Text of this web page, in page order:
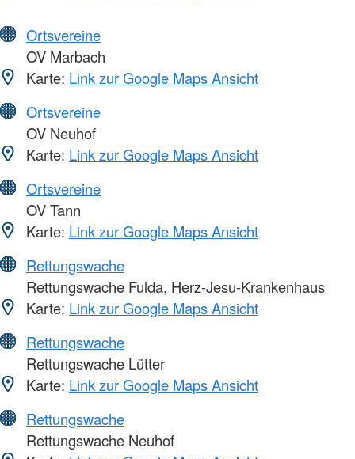
Ortsvereine
OV Marbach
Karte: Link zur Google Maps Ansicht
Ortsvereine
OV Neuhof
Karte: Link zur Google Maps Ansicht
Ortsvereine
OV Tann
Karte: Link zur Google Maps Ansicht
Rettungswache
Rettungswache Fulda, Herz-Jesu-Krankenhaus
Karte: Link zur Google Maps Ansicht
Rettungswache
Rettungswache Lütter
Karte: Link zur Google Maps Ansicht
Rettungswache
Rettungswache Neuhof